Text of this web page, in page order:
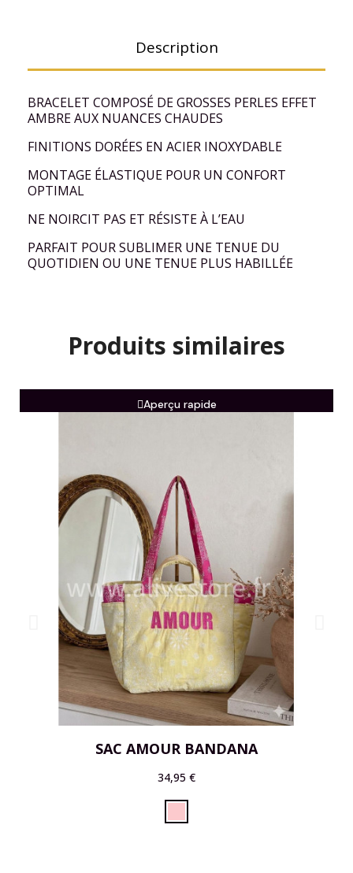
Description
BRACELET COMPOSÉ DE GROSSES PERLES EFFET
AMBRE AUX NUANCES CHAUDES
FINITIONS DORÉES EN ACIER INOXYDABLE
MONTAGE ÉLASTIQUE POUR UN CONFORT
OPTIMAL
NE NOIRCIT PAS ET RÉSISTE À L’EAU
PARFAIT POUR SUBLIMER UNE TENUE DU
QUOTIDIEN OU UNE TENUE PLUS HABILLÉE
Produits similaires
Aperçu rapide
SAC AMOUR BANDANA
34,95 €